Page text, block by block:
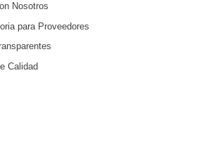
Nosotros
para Proveedores
Calidad